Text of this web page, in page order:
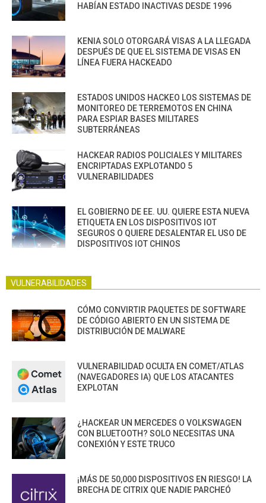
HABÍAN ESTADO INACTIVAS DESDE 1996
KENIA SOLO OTORGARÁ VISAS A LA LLEGADA
DESPUÉS DE QUE EL SISTEMA DE VISAS EN
LÍNEA FUERA HACKEADO
ESTADOS UNIDOS HACKEO LOS SISTEMAS DE
MONITOREO DE TERREMOTOS EN CHINA
PARA ESPIAR BASES MILITARES
SUBTERRÁNEAS
HACKEAR RADIOS POLICIALES Y MILITARES
ENCRIPTADAS EXPLOTANDO 5
VULNERABILIDADES
EL GOBIERNO DE EE. UU. QUIERE ESTA NUEVA
ETIQUETA EN LOS DISPOSITIVOS IOT
SEGUROS O QUIERE DESALENTAR EL USO DE
DISPOSITIVOS IOT CHINOS
VULNERABILIDADES
CÓMO CONVIRTIR PAQUETES DE SOFTWARE
DE CÓDIGO ABIERTO EN UN SISTEMA DE
DISTRIBUCIÓN DE MALWARE
VULNERABILIDAD OCULTA EN COMET/ATLAS
(NAVEGADORES IA) QUE LOS ATACANTES
EXPLOTAN
¿HACKEAR UN MERCEDES O VOLKSWAGEN
CON BLUETOOTH? SOLO NECESITAS UNA
CONEXIÓN Y ESTE TRUCO
¡MÁS DE 50,000 DISPOSITIVOS EN RIESGO! LA
BRECHA DE CITRIX QUE NADIE PARCHEÓ